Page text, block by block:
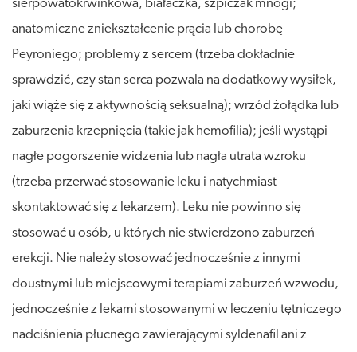
sierpowatokrwinkowa, białaczka, szpiczak mnogi;
anatomiczne zniekształcenie prącia lub chorobę
Peyroniego; problemy z sercem (trzeba dokładnie
sprawdzić, czy stan serca pozwala na dodatkowy wysiłek,
jaki wiąże się z aktywnością seksualną); wrzód żołądka lub
zaburzenia krzepnięcia (takie jak hemofilia); jeśli wystąpi
nagłe pogorszenie widzenia lub nagła utrata wzroku
(trzeba przerwać stosowanie leku i natychmiast
skontaktować się z lekarzem). Leku nie powinno się
stosować u osób, u których nie stwierdzono zaburzeń
erekcji. Nie należy stosować jednocześnie z innymi
doustnymi lub miejscowymi terapiami zaburzeń wzwodu,
jednocześnie z lekami stosowanymi w leczeniu tętniczego
nadciśnienia płucnego zawierającymi syldenafil ani z